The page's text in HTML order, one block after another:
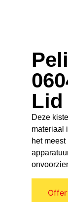
Lid
Deze
materiaal
het